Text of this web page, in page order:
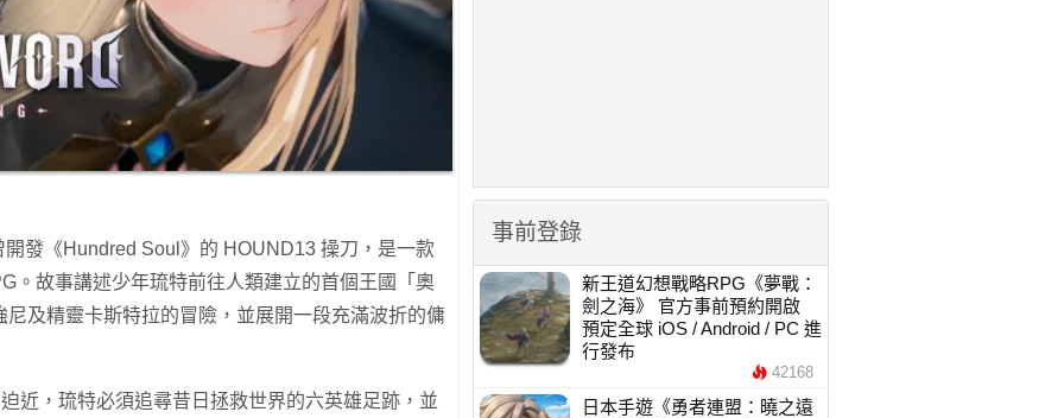
發《Hundred Soul》的 HOUND13 操刀，是一款
。故事講述少年琉特前往人類建立的首個王國「奧
及精靈卡斯特拉的冒險，並展開一段充滿波折的傭
近，琉特必須追尋昔日拯救世界的六英雄足跡，並
事前登錄
新王道幻想戰略RPG《夢戰：
劍之海》 官方事前預約開啟
預定全球 iOS / Android / PC 進
行發布
42168
日本手遊《勇者連盟：曉之遠